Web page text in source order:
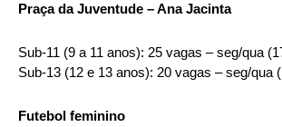
Praça da Juventude – Ana Jacinta
Sub-11 (9 a 11 anos): 25 vagas – seg/qua
Sub-13 (12 e 13 anos): 20 vagas – seg/qua
Futebol feminino